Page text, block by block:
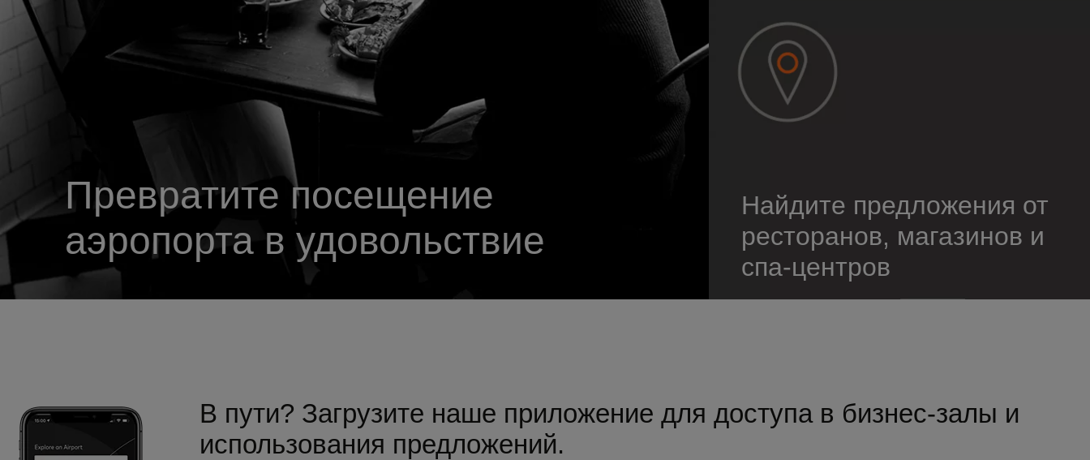
Превратите посещение
аэропорта в удовольствие
Найдите предложения от
ресторанов, магазинов и
спа-центров
В пути? Загрузите наше приложение для доступа в бизнес-залы и
использования предложений.